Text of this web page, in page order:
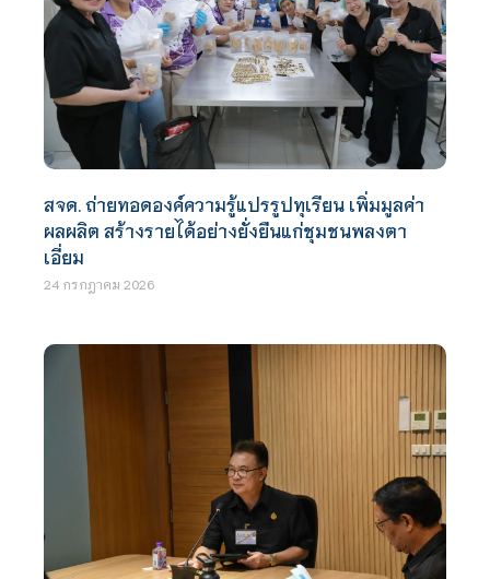
สจด. ถ่ายทอดองค์ความรู้แปรรูปทุเรียน เพิ่มมูลค่า
ผลผลิต สร้างรายได้อย่างยั่งยืนแก่ชุมชนพลงตา
เอี่ยม
24 กรกฎาคม 2026